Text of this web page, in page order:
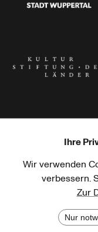
Haus der Kulturen der Welt
Ihre
Wir verwenden
verbessern.
Zur
Nur